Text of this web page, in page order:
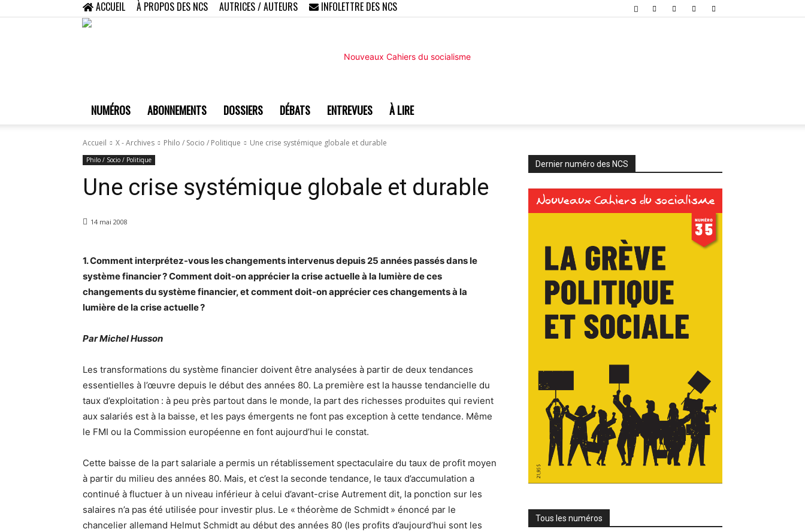
ACCUEIL À PROPOS DES NCS AUTRICES / AUTEURS INFOLETTRE DES NCS
du
socialisme
NUMÉROS ABONNEMENTS DOSSIERS DÉBATS ENTREVUES À LIRE
Accueil X - Archives Philo / Socio / Politique Une crise systémique globale et durable
Philo / Socio / Politique
Une crise systémique globale et durable
14 mai 2008
1. Comment interprétez-vous les changements intervenus depuis 25 années passés dans le
système financier ? Comment doit-on apprécier la crise actuelle à la lumière de ces
changements du système financier, et comment doit-on apprécier ces changements à la
lumière de la crise actuelle ?
Par Michel Husson
Les transformations du système financier doivent être analysées à partir de deux tendances
essentielles à l’œuvre depuis le début des années 80. La première est la hausse tendancielle du
taux d’exploitation : à peu près partout dans le monde, la part des richesses produites qui revient
aux salariés est à la baisse, et les pays émergents ne font pas exception à cette tendance. Même
le FMI ou la Commission européenne en font aujourd’hui le constat.
Cette baisse de la part salariale a permis un rétablissement spectaculaire du taux de profit moyen
à partir du milieu des années 80. Mais, et c’est la seconde tendance, le taux d’accumulation a
continué à fluctuer à un niveau inférieur à celui d’avant-crise Autrement dit, la ponction sur les
salaires n’a pas été utilisée pour investir plus. Le « théorème de Schmidt » énoncé par le
chancelier allemand Helmut Schmidt au début des années 80 (les profits d’aujourd’hui sont les
Dernier numéro des NCS
Tous les numéros